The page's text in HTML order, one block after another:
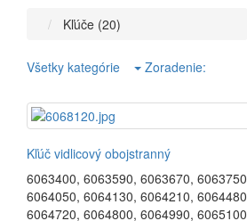
Kľúče (20)
Všetky kategórie Zoradenie:
Kľúč vidlicový obojstranný
6063400, 6063590, 6063670, 6063750
6064050, 6064130, 6064210, 6064480
6064720, 6064800, 6064990, 6065100